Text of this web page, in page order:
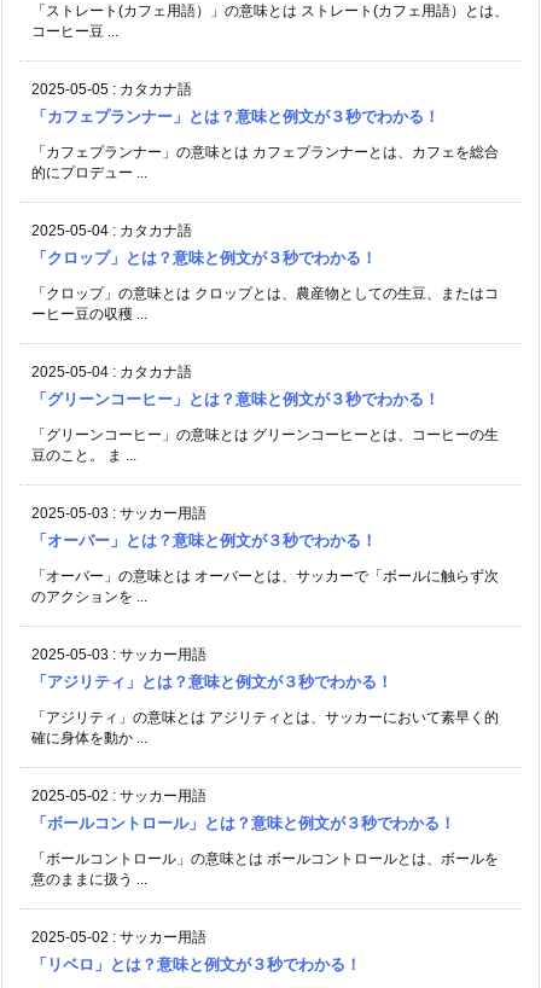
「ストレート(カフェ用語）」の意味とは ストレート(カフェ用語）とは、
コーヒー豆 ...
2025-05-05 : カタカナ語
「カフェプランナー」とは？意味と例文が３秒でわかる！
「カフェプランナー」の意味とは カフェプランナーとは、カフェを総合
的にプロデュー ...
2025-05-04 : カタカナ語
「クロップ」とは？意味と例文が３秒でわかる！
「クロップ」の意味とは クロップとは、農産物としての生豆、またはコ
ーヒー豆の収穫 ...
2025-05-04 : カタカナ語
「グリーンコーヒー」とは？意味と例文が３秒でわかる！
「グリーンコーヒー」の意味とは グリーンコーヒーとは、コーヒーの生
豆のこと。 ま ...
2025-05-03 : サッカー用語
「オーバー」とは？意味と例文が３秒でわかる！
「オーバー」の意味とは オーバーとは、サッカーで「ボールに触らず次
のアクションを ...
2025-05-03 : サッカー用語
「アジリティ」とは？意味と例文が３秒でわかる！
「アジリティ」の意味とは アジリティとは、サッカーにおいて素早く的
確に身体を動か ...
2025-05-02 : サッカー用語
「ボールコントロール」とは？意味と例文が３秒でわかる！
「ボールコントロール」の意味とは ボールコントロールとは、ボールを
意のままに扱う ...
2025-05-02 : サッカー用語
「リベロ」とは？意味と例文が３秒でわかる！